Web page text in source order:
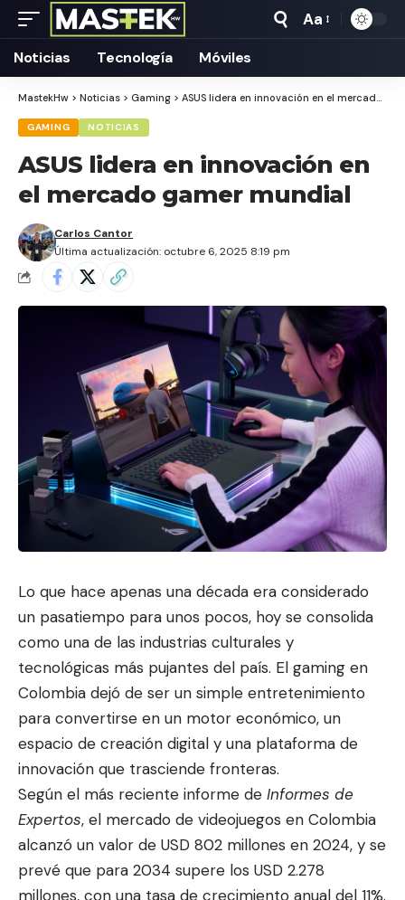
Tamaño
Aa
Noticias Tecnología Móviles
MastekHw > Noticias > Gaming > ASUS lidera en innovación en el mercado gamer mundial
GAMING NOTICIAS
ASUS lidera en innovación en
el mercado gamer mundial
Última actualización: octubre 6, 2025 8:19 pm
Carlos Cantor
Lo que hace apenas una década era considerado
un pasatiempo para unos pocos, hoy se consolida
como una de las industrias culturales y
tecnológicas más pujantes del país. El gaming en
Colombia dejó de ser un simple entretenimiento
para convertirse en un motor económico, un
espacio de creación digital y una plataforma de
innovación que trasciende fronteras.
Según el más reciente informe de Informes de
Expertos, el mercado de videojuegos en Colombia
alcanzó un valor de USD 802 millones en 2024, y se
prevé que para 2034 supere los USD 2.278
millones, con una tasa de crecimiento anual del 11%.